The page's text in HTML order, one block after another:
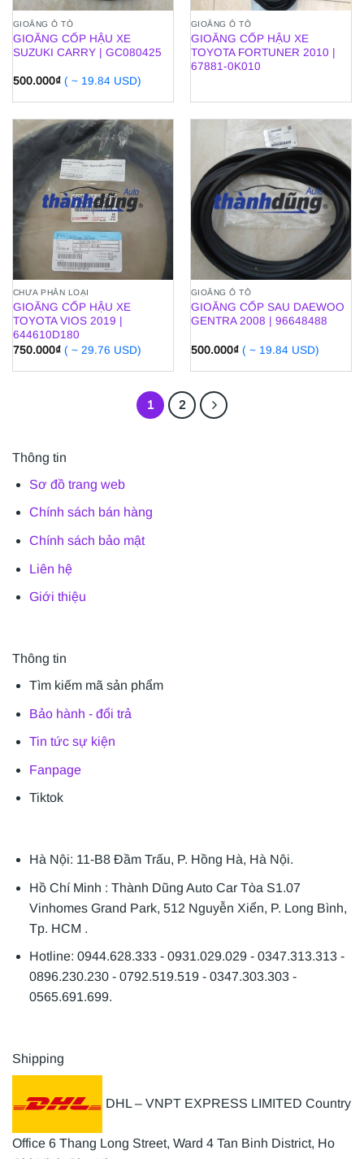
GIOĂNG Ô TÔ
GIOĂNG CỐP HẬU XE
SUZUKI CARRY | GC080425
500.000₫ ( ~ 19.84 USD)
GIOĂNG Ô TÔ
GIOĂNG CỐP HẬU XE
TOYOTA FORTUNER 2010 |
67881-0K010
CHƯA PHÂN LOẠI
GIOĂNG CỐP HẬU XE
TOYOTA VIOS 2019 |
644610D180
750.000₫ ( ~ 29.76 USD)
GIOĂNG Ô TÔ
GIOĂNG CỐP SAU DAEWOO
GENTRA 2008 | 96648488
500.000₫ ( ~ 19.84 USD)
1 2
Thông tin
Sơ đồ trang web
Chính sách bán hàng
Chính sách bảo mật
Liên hệ
Giới thiệu
Thông tin
Tìm kiếm mã sản phẩm
Bảo hành - đổi trả
Tin tức sự kiện
Fanpage
Tiktok
Hà Nội: 11-B8 Đầm Trấu, P. Hồng Hà, Hà Nội.
Hồ Chí Minh : Thành Dũng Auto Car Tòa S1.07
Vinhomes Grand Park, 512 Nguyễn Xiển, P. Long Bình,
Tp. HCM .
Hotline: 0944.628.333 - 0931.029.029 - 0347.313.313 -
0896.230.230 - 0792.519.519 - 0347.303.303 -
0565.691.699.
Shipping
DHL – VNPT EXPRESS LIMITED Country
Office 6 Thang Long Street, Ward 4 Tan Binh District, Ho